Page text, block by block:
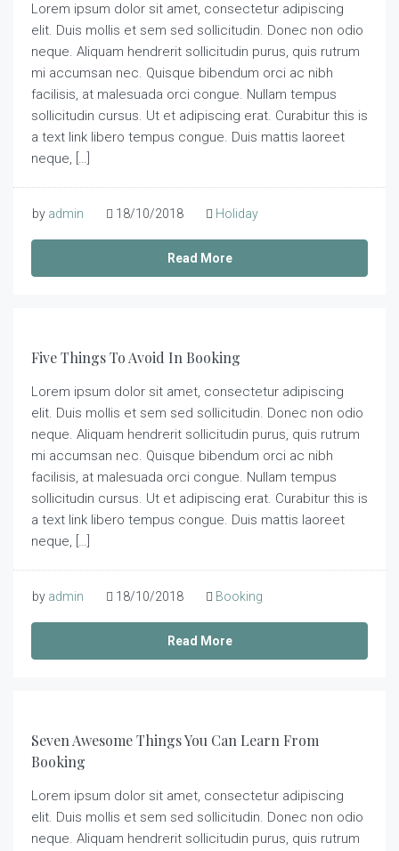
Lorem ipsum dolor sit amet, consectetur adipiscing
elit. Duis mollis et sem sed sollicitudin. Donec non odio
neque. Aliquam hendrerit sollicitudin purus, quis rutrum
mi accumsan nec. Quisque bibendum orci ac nibh
facilisis, at malesuada orci congue. Nullam tempus
sollicitudin cursus. Ut et adipiscing erat. Curabitur this is
a text link libero tempus congue. Duis mattis laoreet
neque, […]
by admin 18/10/2018 Holiday
Read More
Five Things To Avoid In Booking
Lorem ipsum dolor sit amet, consectetur adipiscing
elit. Duis mollis et sem sed sollicitudin. Donec non odio
neque. Aliquam hendrerit sollicitudin purus, quis rutrum
mi accumsan nec. Quisque bibendum orci ac nibh
facilisis, at malesuada orci congue. Nullam tempus
sollicitudin cursus. Ut et adipiscing erat. Curabitur this is
a text link libero tempus congue. Duis mattis laoreet
neque, […]
by admin 18/10/2018 Booking
Read More
Seven Awesome Things You Can Learn From
Booking
Lorem ipsum dolor sit amet, consectetur adipiscing
elit. Duis mollis et sem sed sollicitudin. Donec non odio
neque. Aliquam hendrerit sollicitudin purus, quis rutrum